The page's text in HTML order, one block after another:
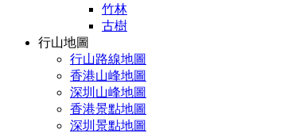
竹林
古樹
行山地圖
行山路線地圖
香港山峰地圖
深圳山峰地圖
香港景點地圖
深圳景點地圖